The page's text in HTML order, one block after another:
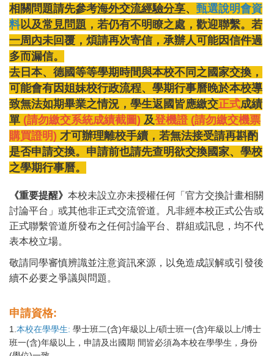
相關問題請先參考海外交流經驗分享、 甄選說明會資
料以及常見問題 ，若仍有不明瞭之處，歡迎聯繫。若
一周內未回覆，煩請再次寄信，承辦人可能因信件過
多而漏信。
去日本、德國等等學期時間與本校不同之國家交換，
可能會有因姐妹校行政流程、學期行事曆晚於本校導
致無法如期畢業之情況，學生返國皆應繳交正式成績
單 (請勿繳交系統成績截圖) 及登機證 (請勿繳交機票
購買證明) 才可辦理離校手續 ，若無法接受請再斟酌
是否申請交換。申請前也請先查明欲交換國家、學校
之學期行事曆。
《重要提醒》 本校未設立亦未授權任何「官方交換計畫相關
討論平台」或其他非正式交流管道。凡非經本校正式公告或
正式聯繫管道所發布之任何討論平台、群組或訊息，均不代
表本校立場。
敬請同學審慎辨識並注意資訊來源，以免造成誤解或引發後
續不必要之爭議與問題。
申請資格:
1. 本校在學學生: 學士班二(含)年級以上/碩士班一(含)年級以上/博士
班一(含)年級以上，申請及出國期 間皆必須為本校在學學生，身份